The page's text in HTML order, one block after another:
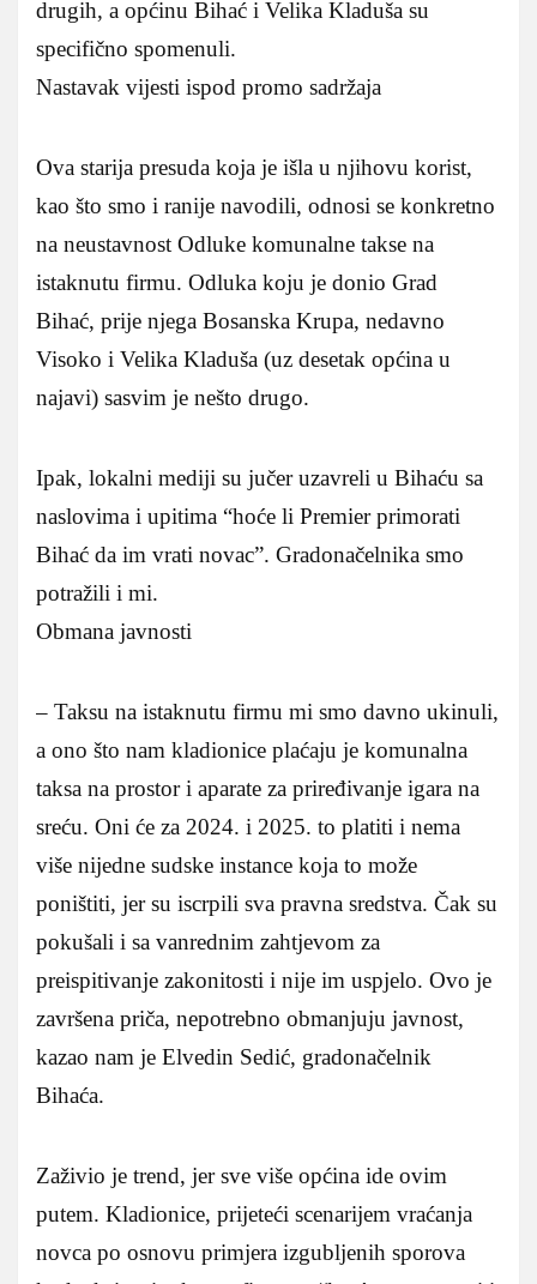
drugih, a općinu Bihać i Velika Kladuša su
specifično spomenuli.
Nastavak vijesti ispod promo sadržaja
Ova starija presuda koja je išla u njihovu korist,
kao što smo i ranije navodili, odnosi se konkretno
na neustavnost Odluke komunalne takse na
istaknutu firmu. Odluka koju je donio Grad
Bihać, prije njega Bosanska Krupa, nedavno
Visoko i Velika Kladuša (uz desetak općina u
najavi) sasvim je nešto drugo.
Ipak, lokalni mediji su jučer uzavreli u Bihaću sa
naslovima i upitima “hoće li Premier primorati
Bihać da im vrati novac”. Gradonačelnika smo
potražili i mi.
Obmana javnosti
– Taksu na istaknutu firmu mi smo davno ukinuli,
a ono što nam kladionice plaćaju je komunalna
taksa na prostor i aparate za priređivanje igara na
sreću. Oni će za 2024. i 2025. to platiti i nema
više nijedne sudske instance koja to može
poništiti, jer su iscrpili sva pravna sredstva. Čak su
pokušali i sa vanrednim zahtjevom za
preispitivanje zakonitosti i nije im uspjelo. Ovo je
završena priča, nepotrebno obmanjuju javnost,
kazao nam je Elvedin Sedić, gradonačelnik
Bihaća.
Zaživio je trend, jer sve više općina ide ovim
putem. Kladionice, prijeteći scenarijem vraćanja
novca po osnovu primjera izgubljenih sporova